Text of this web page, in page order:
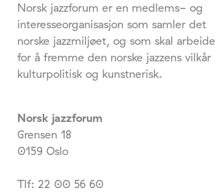
Norsk jazzforum er en medlems- og
interesseorganisasjon som samler det
norske jazzmiljøet, og som skal arbeide
for å fremme den norske jazzens vilkår
kulturpolitisk og kunstnerisk.
Norsk jazzforum
Grensen 18
0159 Oslo
Tlf: 22 00 56 60